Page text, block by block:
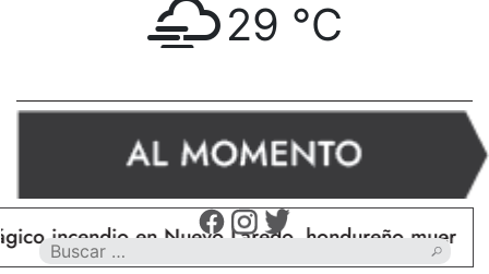
29 °C
en Nuevo Laredo, hondureño muere